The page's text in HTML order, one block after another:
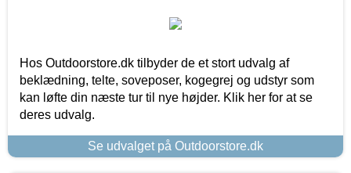
Hos Outdoorstore.dk tilbyder de et stort udvalg af
beklædning, telte, soveposer, kogegrej og udstyr som
kan løfte din næste tur til nye højder. Klik her for at se
deres udvalg.
Se udvalget på Outdoorstore.dk